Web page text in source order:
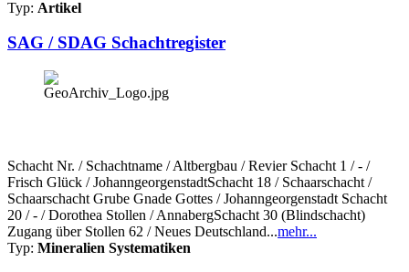
Typ: Artikel
SAG / SDAG Schachtregister
Schacht Nr. / Schachtname / Altbergbau / Revier Schacht 1 / - /
Frisch Glück / JohanngeorgenstadtSchacht 18 / Schaarschacht /
Schaarschacht Grube Gnade Gottes / Johanngeorgenstadt Schacht
20 / - / Dorothea Stollen / AnnabergSchacht 30 (Blindschacht)
Zugang über Stollen 62 / Neues Deutschland...mehr...
Typ: Mineralien Systematiken